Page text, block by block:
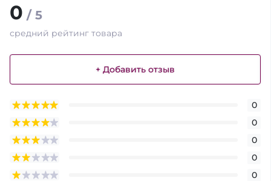
0 / 5
средний рейтинг товара
+ Добавить отзыв
0
0
0
0
0